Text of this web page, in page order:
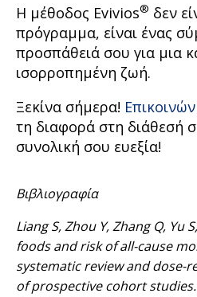
Η μέθοδος Evivios® δεν
πρόγραμμα, είναι ένας
προσπάθειά σου για μια
ισορροπημένη ζωή.
Ξεκίνα σήμερα!
τη διαφορά στη διάθεσή
συνολική σου ευεξία!
Βιβλιογραφία
Liang S, Zhou Y, Zhang Q, Yu
foods and risk of all-cause
systematic review and dose-
of prospective cohort studies.